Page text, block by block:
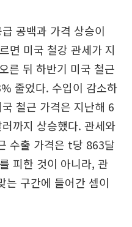
공백과 가격 상승이
면 미국 철강 관세가 지
른 뒤 하반기 미국 철근
줄었다. 수입이 감소하
철근 가격은 지난해 6
까지 상승했다. 관세와
수출 가격은 t당 863달
피한 것이 아니라, 관
는 구간에 들어간 셈이